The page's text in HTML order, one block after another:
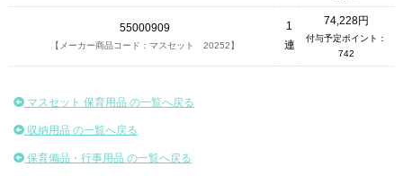
55000909
【メーカー商品コード：マスセット 20252】
1
連
74,228円
付与予定ポイント：
742
マスセット 保育用品 の一覧へ戻る
収納用品 の一覧へ戻る
保育備品・行事用品 の一覧へ戻る